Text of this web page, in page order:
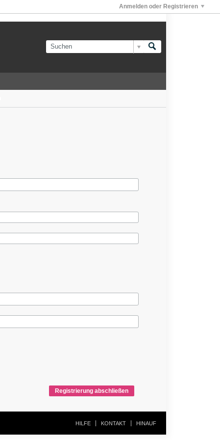
Anmelden oder Registrieren
Registrierung abschließen
HILFE KONTAKT HINAUF